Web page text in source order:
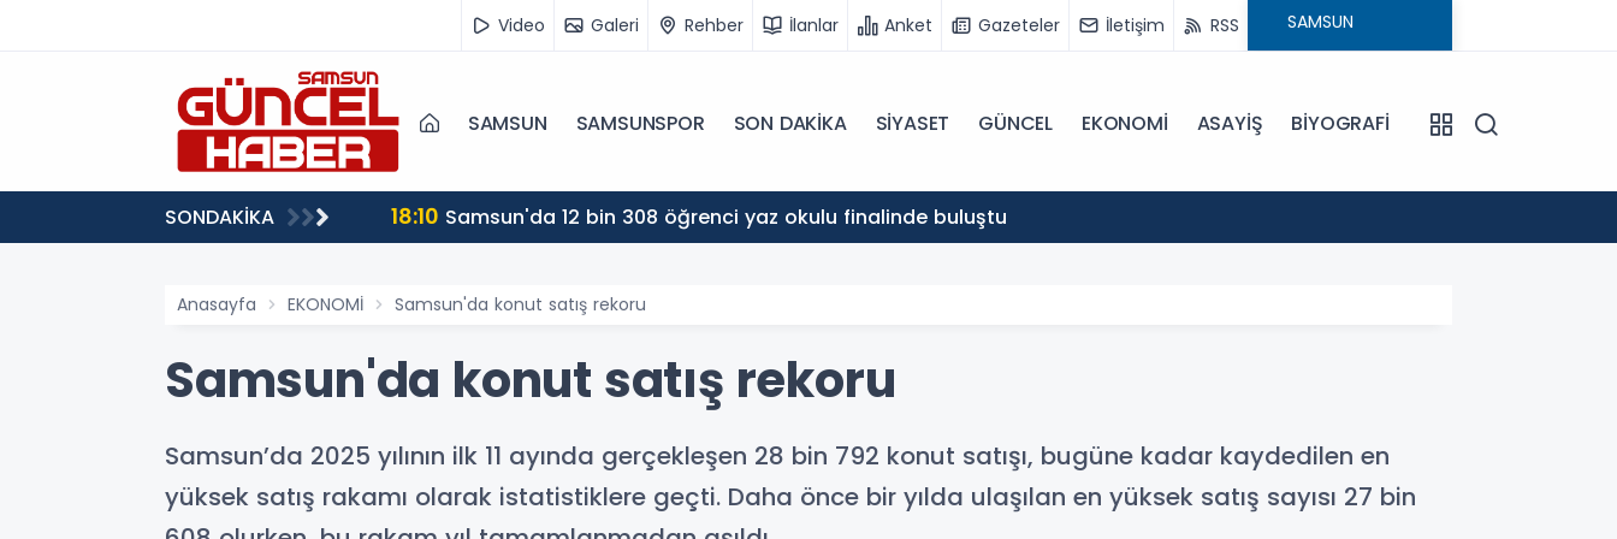
Video Galeri Rehber İlanlar Anket Gazeteler İletişim RSS
SAMSUN SAMSUNSPOR SON DAKİKA SİYASET GÜNCEL EKONOMİ ASAYİŞ BİYOGRAFİ
SONDAKİKA 18:10 Samsun'da 12 bin 308 öğrenci yaz okulu finalinde buluştu
Anasayfa EKONOMİ Samsun'da konut satış rekoru
Samsun'da konut satış rekoru
Samsun’da 2025 yılının ilk 11 ayında gerçekleşen 28 bin 792 konut satışı, bugüne kadar kaydedilen en
yüksek satış rakamı olarak istatistiklere geçti. Daha önce bir yılda ulaşılan en yüksek satış sayısı 27 bin